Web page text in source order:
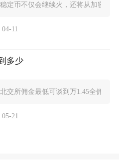
稳定币不仅会继续火，还将从加密交
04-11
多少
北交所佣金最低可谈到万1.45全佣免
05-21